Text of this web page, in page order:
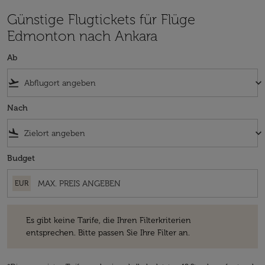
Günstige Flugtickets für Flüge
Edmonton nach Ankara
Ab
flight_takeoff keyboard_arrow_down
Nach
flight_land keyboard_arrow_down
Budget
EUR
Es gibt keine Tarife, die Ihren Filterkriterien
entsprechen. Bitte passen Sie Ihre Filter an.